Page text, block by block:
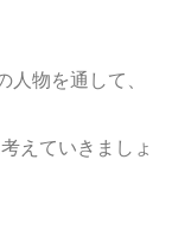
物を通して、
えていきましょ